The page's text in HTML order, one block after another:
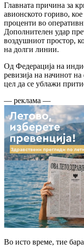
Главната причина за
авионското гориво,
проценти во
Дополнителен удар
воздушниот простор,
на долги линии.
Од Федерација на
ревизија на начинот
цел да се ублажи
— реклама —
Во исто време, тие